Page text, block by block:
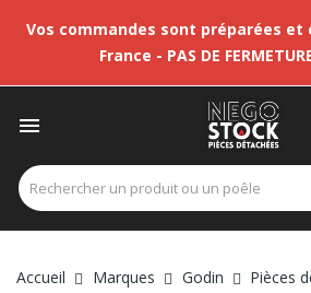
Vos commandes sont préparées et
France - PAS DE

Accueil Marques Godin
Pièces